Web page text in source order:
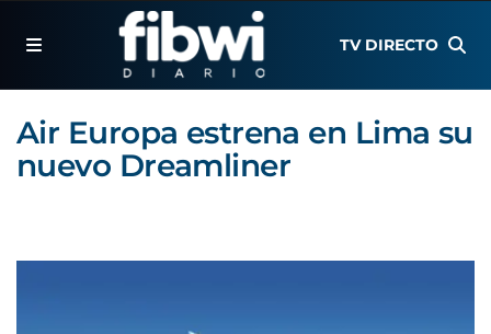
TV DIRECTO
Air Europa estrena en Lima su
nuevo Dreamliner